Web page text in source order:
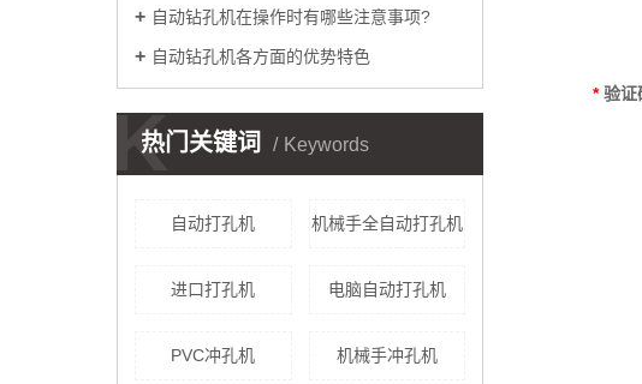
自动钻孔机在操作时有哪些注意事项?
自动钻孔机各方面的优势特色
热门关键词 Keywords
K
自动打孔机 机械手全自动打孔机
进口打孔机 电脑自动打孔机
PVC冲孔机 机械手冲孔机
* 验证